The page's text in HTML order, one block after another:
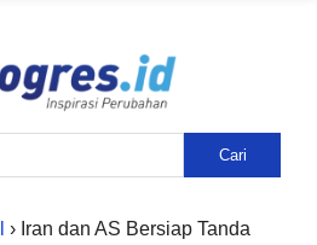
Cari
› Iran dan AS Bersiap Tanda